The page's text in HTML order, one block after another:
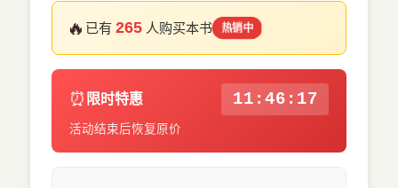
🔥 已有265 人购买本书 热销中
⏰ 限时特惠 11:46:17
活动结束后恢复原价